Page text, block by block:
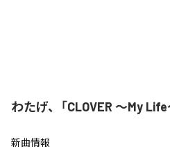
わたげ、「CLOVER ～My
新曲情報